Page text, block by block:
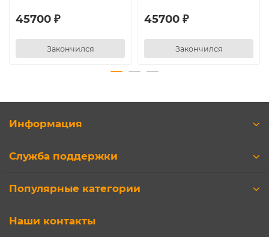
45700 ₽
Закончился
45700 ₽
Закончился
Информация
Служба поддержки
Популярные категории
Наши контакты